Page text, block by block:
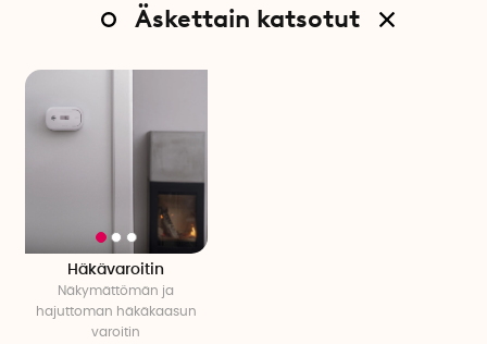
Tyyppi: SähkökemiallinenÄskettain katsotut
Häkävaroitin
Näkymättömän ja
hajuttoman häkäkaasun
varoitin